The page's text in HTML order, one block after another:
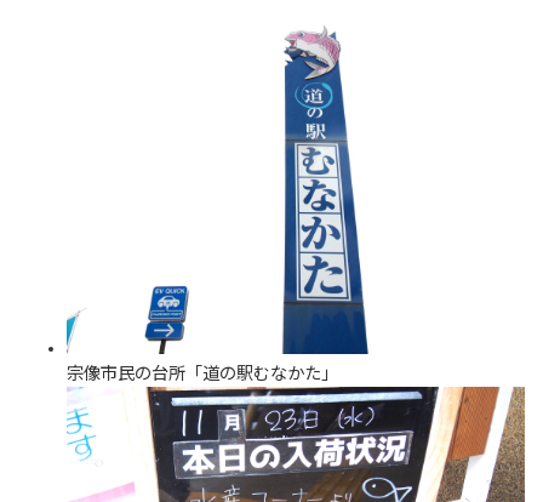
宗像市民の台所「道の駅むなかた」